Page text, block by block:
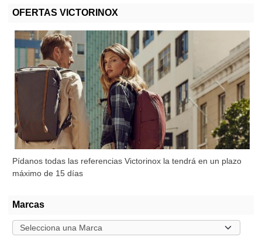
OFERTAS VICTORINOX
Pídanos todas las referencias Victorinox la tendrá en un plazo
máximo de 15 días
Marcas